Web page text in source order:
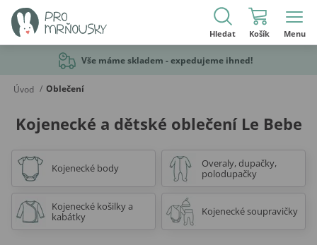
Hledat Košík Menu
Vše máme skladem - expedujeme ihned!
Úvod / Oblečení
Kojenecké a dětské oblečení Le Bebe
Kojenecké body
Overaly, dupačky,
polodupačky
Kojenecké košilky a
kabátky
Kojenecké soupravičky